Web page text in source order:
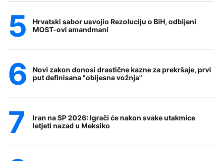
Hrvatski sabor usvojio Rezoluciju o BiH, odbijeni
MOST-ovi amandmani
Novi zakon donosi drastične kazne za prekršaje, prvi
put definisana "obijesna vožnja"
Iran na SP 2026: Igrači će nakon svake utakmice
letjeti nazad u Meksiko